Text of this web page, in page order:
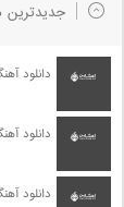
دانلود
دانلود
دانلود